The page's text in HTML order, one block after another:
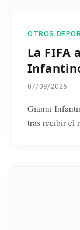
OTROS
La FIFA
07/08/2026
Gianni
tras recibir el